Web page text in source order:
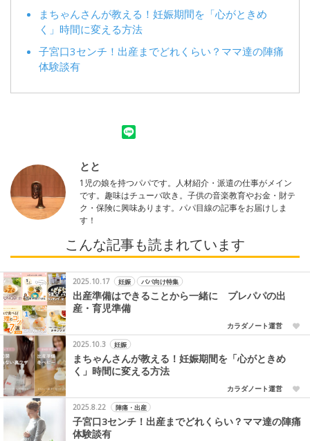
まちゃんさんが教える！妊娠期間を「心がときめ
く」時間に変える方法
子宮口3センチ！出産までどれくらい？ママ達の陣痛
体験談有
とと
1児の娘を持つパパです。人材紹介・派遣の仕事がメイン
です。趣味はチューバ吹き。子供の音楽教育やお金・財テ
ク・保険に興味あります。パパ目線の記事をお届けしま
す！
こんな記事も読まれています
2025.10.17 妊娠 パパ向け特集
出産準備はできることから一緒に プレパパの出
産・育児準備
カラダノート運営
2025.10.3
妊娠
まちゃんさんが教える！妊娠期間を「心がときめ
く」時間に変える方法
カラダノート運営
2025.8.22
陣痛・出産
子宮口3センチ！出産までどれくらい？ママ達の陣痛
体験談有